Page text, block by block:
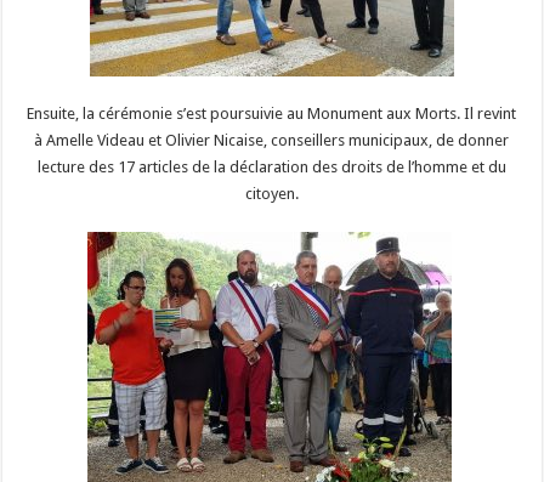
Ensuite, la cérémonie s’est poursuivie au Monument aux Morts. Il revint
à Amelle Videau et Olivier Nicaise, conseillers municipaux, de donner
lecture des 17 articles de la déclaration des droits de l’homme et du
citoyen.